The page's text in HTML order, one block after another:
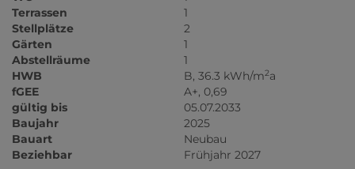
Terrassen
1
Stellplätze
2
Gärten
1
Abstellräume
1
HWB
B, 36.3 kWh/m2a
fGEE
A+, 0,69
gültig bis
05.07.2033
Baujahr
2025
Bauart
Neubau
Beziehbar
Frühjahr 2027